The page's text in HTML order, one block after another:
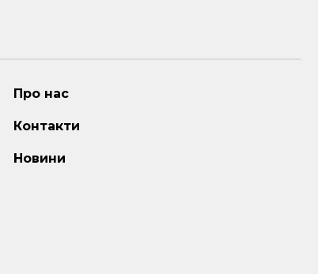
Про нас
Контакти
Новини